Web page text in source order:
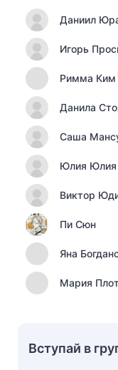
Даниил
Игорь
Римма Ким
Данила
Саша
Юлия Юлия
Виктор
Пи Сюн
Яна
Мария
Вступай в